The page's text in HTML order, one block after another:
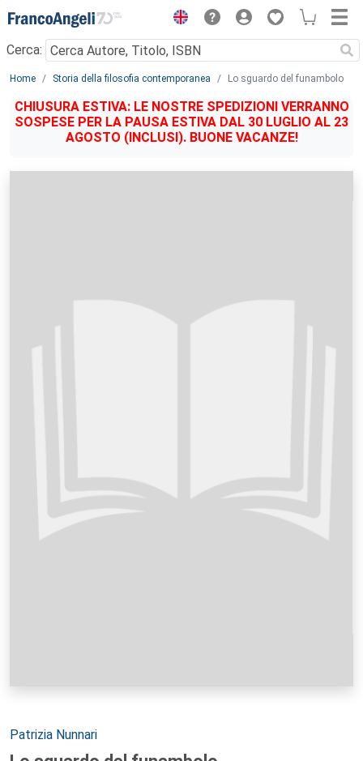
Menu
Cerca:
Main content
Home Storia della filosofia contemporanea Lo sguardo del funambolo
CHIUSURA ESTIVA: LE NOSTRE SPEDIZIONI VERRANNO
SOSPESE PER LA PAUSA ESTIVA DAL 30 LUGLIO AL 23
AGOSTO (INCLUSI). BUONE VACANZE!
Autori:
Patrizia Nunnari